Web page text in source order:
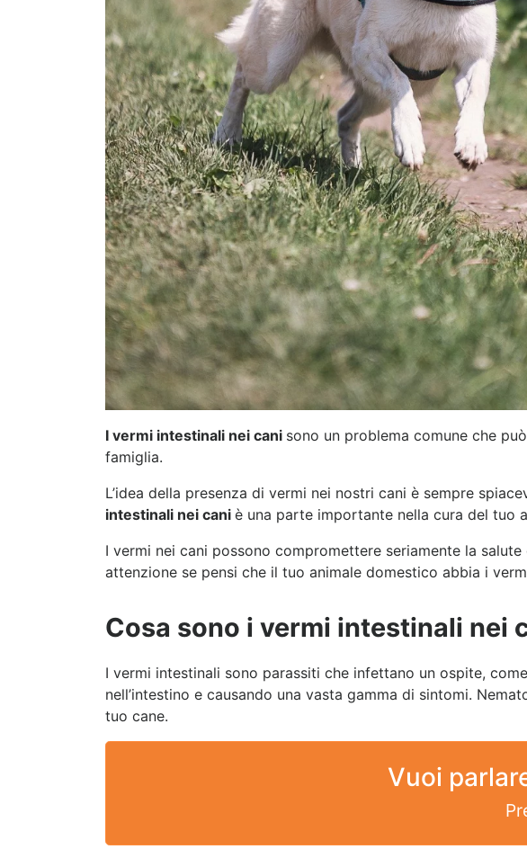
I vermi intestinali nei cani sono un problema comune che
famiglia.
L’idea della presenza di vermi nei nostri cani è sempre
intestinali nei cani è una parte importante nella cura del tuo
I vermi nei cani possono compromettere seriamente la
attenzione se pensi che il tuo animale domestico abbia i
Cosa sono i vermi intestinali nei
I vermi intestinali sono parassiti che infettano un ospite,
nell’intestino e causando una vasta gamma di sintomi.
tuo cane.
Vuoi